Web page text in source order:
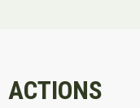
ACTIONS